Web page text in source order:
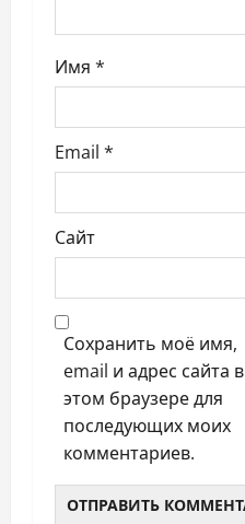
Имя *
Email *
Сайт
Сохранить моё имя,
email и адрес сайта в
этом браузере для
последующих моих
комментариев.